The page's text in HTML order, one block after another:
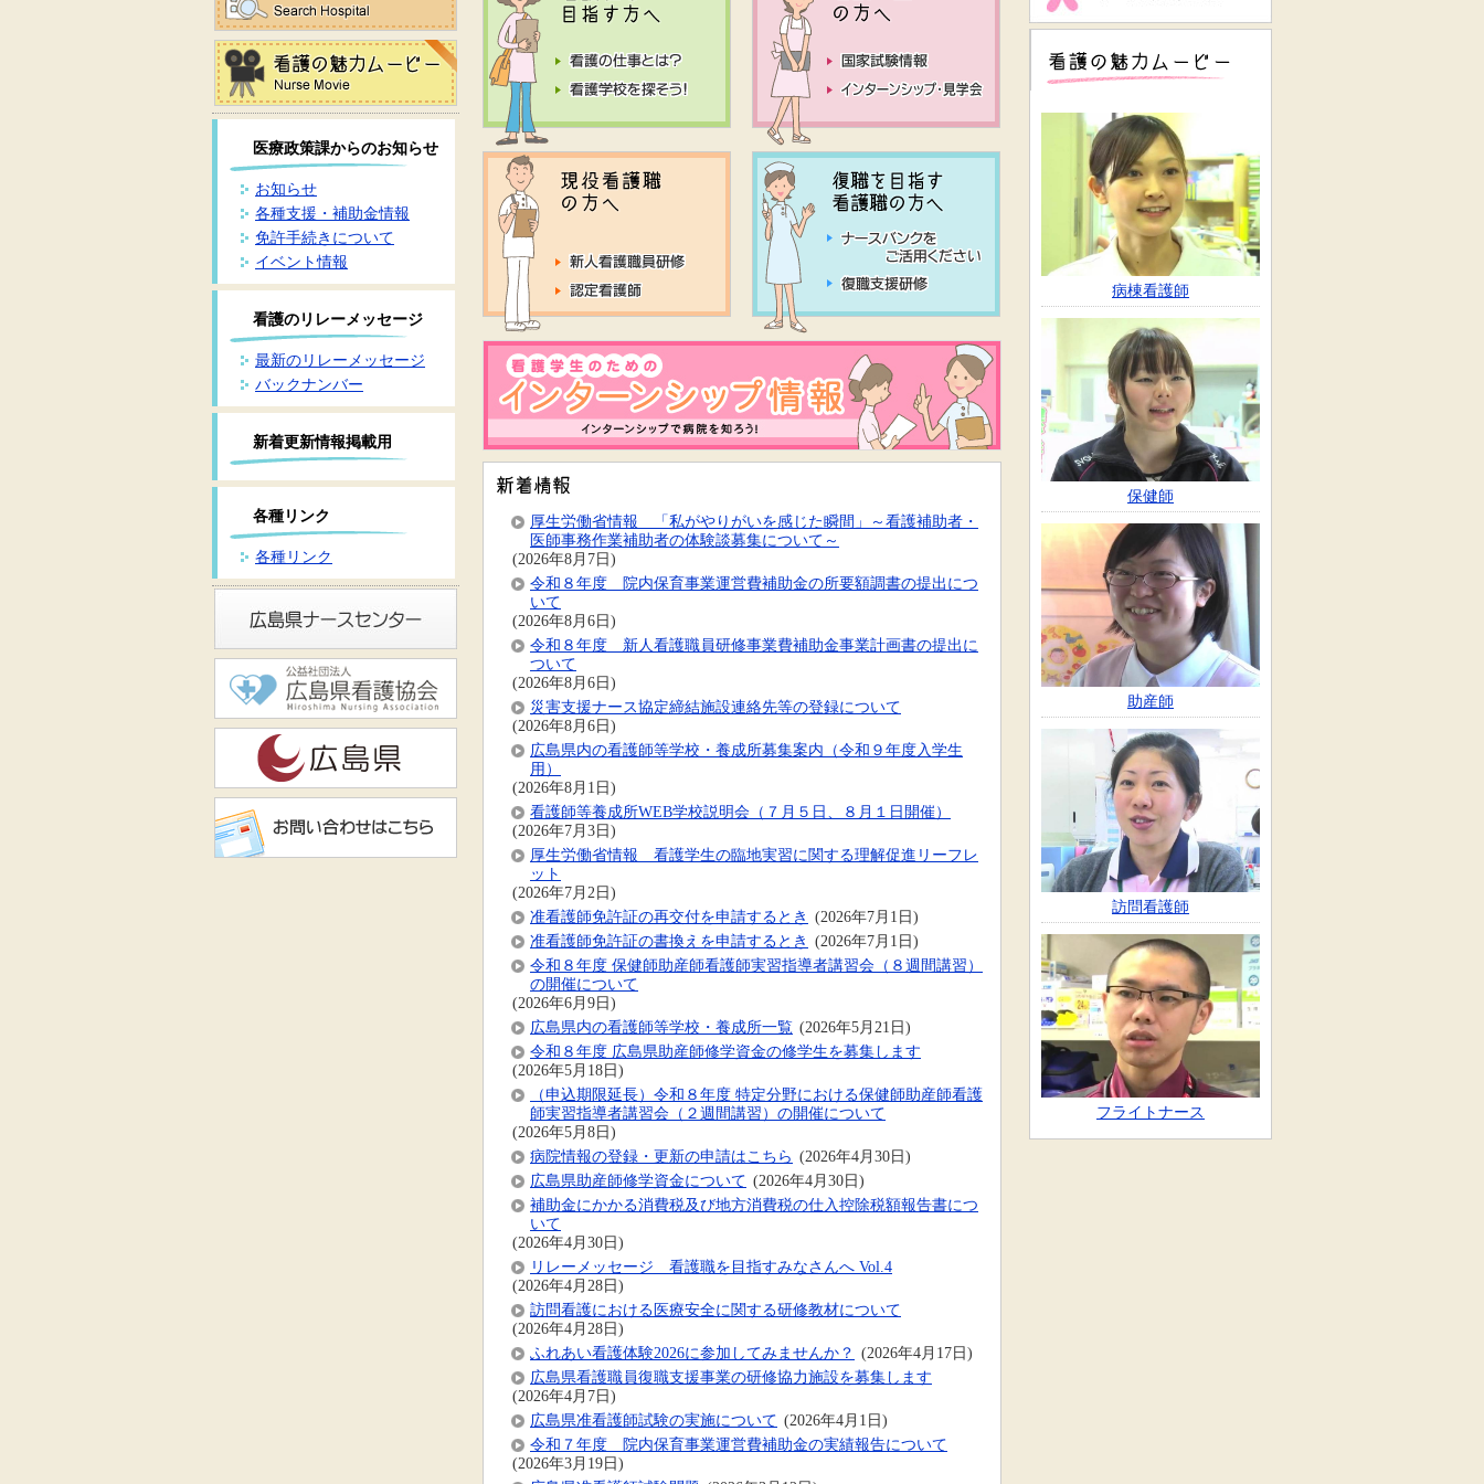
医療政策課からのお知らせ
お知らせ
各種支援・補助金情報
免許手続きについて
イベント情報
看護のリレーメッセージ
最新のリレーメッセージ
バックナンバー
新着更新情報掲載用
各種リンク
各種リンク
新着情報
厚生労働省情報 「私がやりがいを感じた瞬間」～看護補助者・
医師事務作業補助者の体験談募集について～
(2026年8月7日)
令和８年度 院内保育事業運営費補助金の所要額調書の提出につ
いて
(2026年8月6日)
令和８年度 新人看護職員研修事業費補助金事業計画書の提出に
ついて
(2026年8月6日)
災害支援ナース協定締結施設連絡先等の登録について
(2026年8月6日)
広島県内の看護師等学校・養成所募集案内（令和９年度入学生
用）
(2026年8月1日)
看護師等養成所WEB学校説明会（７月５日、８月１日開催）
(2026年7月3日)
厚生労働省情報 看護学生の臨地実習に関する理解促進リーフレ
ット
(2026年7月2日)
准看護師免許証の再交付を申請するとき (2026年7月1日)
准看護師免許証の書換えを申請するとき (2026年7月1日)
令和８年度 保健師助産師看護師実習指導者講習会（８週間講習）
の開催について
(2026年6月9日)
広島県内の看護師等学校・養成所一覧 (2026年5月21日)
令和８年度 広島県助産師修学資金の修学生を募集します
(2026年5月18日)
（申込期限延長）令和８年度 特定分野における保健師助産師看護
師実習指導者講習会（２週間講習）の開催について
(2026年5月8日)
病院情報の登録・更新の申請はこちら (2026年4月30日)
広島県助産師修学資金について (2026年4月30日)
補助金にかかる消費税及び地方消費税の仕入控除税額報告書につ
いて
(2026年4月30日)
リレーメッセージ 看護職を目指すみなさんへ Vol.4
(2026年4月28日)
訪問看護における医療安全に関する研修教材について
(2026年4月28日)
ふれあい看護体験2026に参加してみませんか？ (2026年4月17日)
広島県看護職員復職支援事業の研修協力施設を募集します
(2026年4月7日)
広島県准看護師試験の実施について (2026年4月1日)
令和７年度 院内保育事業運営費補助金の実績報告について
(2026年3月19日)
病棟看護師
保健師
助産師
訪問看護師
フライトナース